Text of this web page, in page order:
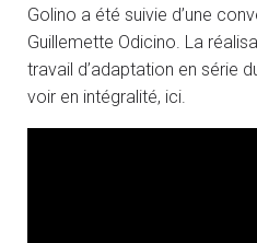
Golino a été suivie d’une
Guillemette Odicino. La
travail d’adaptation en série
voir en intégralité, ici.